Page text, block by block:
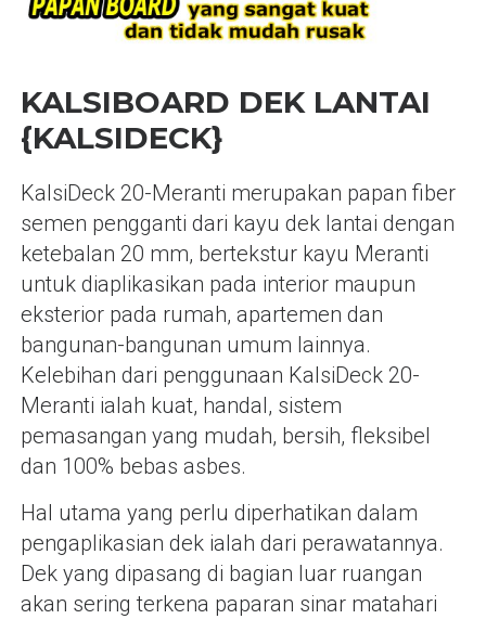
KALSIBOARD DEK LANTAI
{KALSIDECK}
KalsiDeck 20-Meranti merupakan papan fiber
semen pengganti dari kayu dek lantai dengan
ketebalan 20 mm, bertekstur kayu Meranti
untuk diaplikasikan pada interior maupun
eksterior pada rumah, apartemen dan
bangunan-bangunan umum lainnya.
Kelebihan dari penggunaan KalsiDeck 20-
Meranti ialah kuat, handal, sistem
pemasangan yang mudah, bersih, fleksibel
dan 100% bebas asbes.
Hal utama yang perlu diperhatikan dalam
pengaplikasian dek ialah dari perawatannya.
Dek yang dipasang di bagian luar ruangan
akan sering terkena paparan sinar matahari